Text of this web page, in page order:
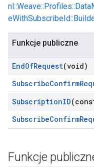
Funkcje publiczne
EndOfRequest(void)
SubscriptionID
Funkcje